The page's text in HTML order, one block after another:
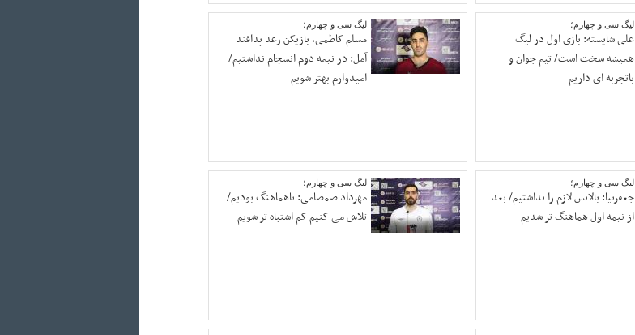
لیگ سی و چهارم؛
علی شایسته: بازی اول در لیگ
همیشه سخت است/ تیم جوان و
باتجربه ای داریم
لیگ سی و چهارم؛
مسلم کاظمی، بازیکن رعد پدافند
آمل: در نیمه دوم انسجام نداشتیم/
امیدوارم بهتر شویم
لیگ سی و چهارم؛
جعفرنیا: بالانس لازم را نداشتیم/ بعد
از نیمه اول هماهنگ تر شدیم
لیگ سی و چهارم؛
مهرداد صمصامی: ناهماهنگ بودیم/
تلاش می کنیم کم اشتباه تر شویم